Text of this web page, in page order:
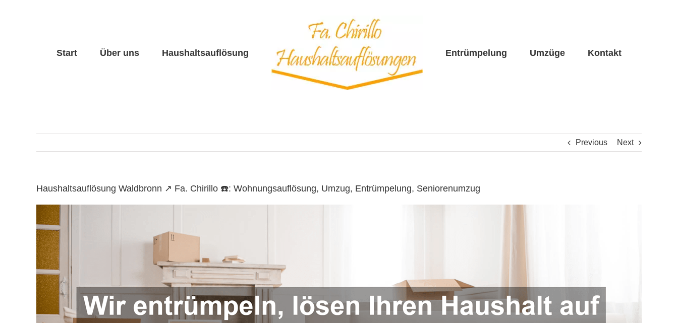
Start Über uns Haushaltsauflösung Entrümpelung Umzüge Kontakt
Previous Next
Haushaltsauflösung Waldbronn ↗️ Fa. Chirillo ☎️: Wohnungsauflösung, Umzug, Entrümpelung, Seniorenumzug